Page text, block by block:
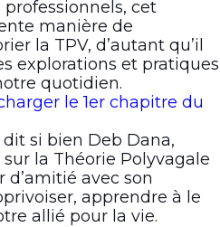
cet
manière de
la TPV, d’autant qu’il
explorations et pratiques
quotidien.
le 1er chapitre du
si bien Deb Dana,
la Théorie Polyvagale
d’amitié avec son
apprendre à le
allié pour la vie.